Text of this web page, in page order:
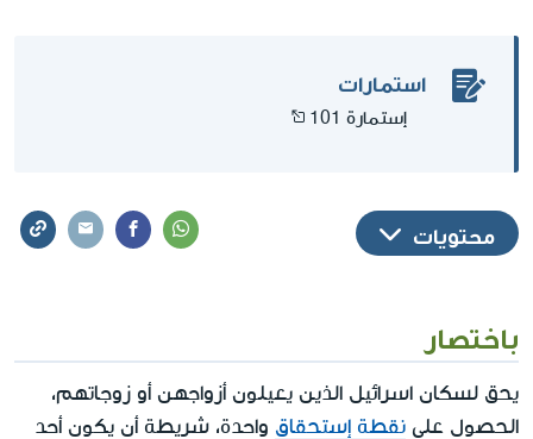
استمارات
إستمارة 101
محتويات
باختصار
يحق لسكان اسرائيل الذين يعيلون أزواجهن أو زوجاتهم،
الحصول على نقطة إستحقاق واحدة، شريطة أن يكون أحد